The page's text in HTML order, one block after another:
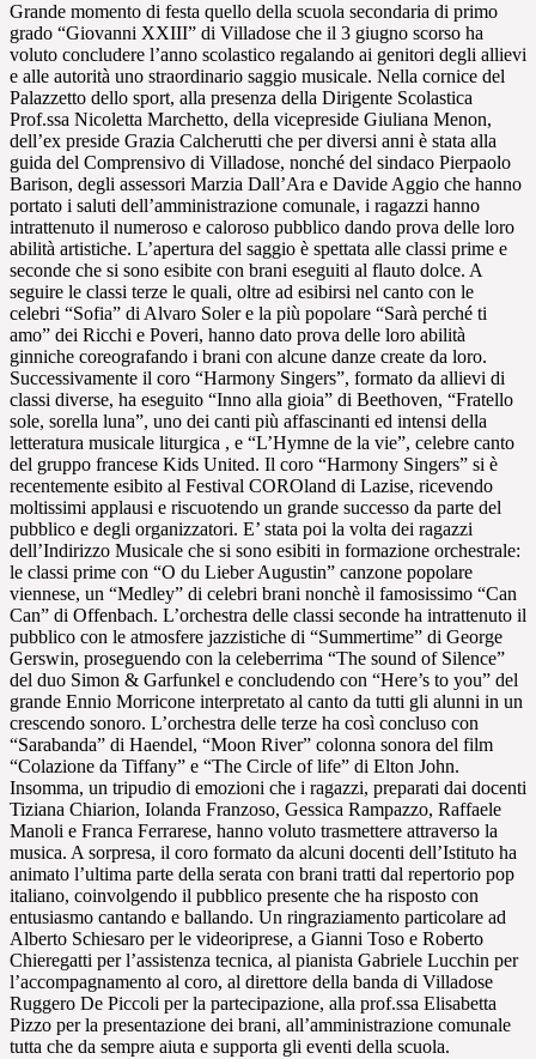
Grande momento di festa quello della scuola secondaria di primo
grado “Giovanni XXIII” di Villadose che il 3 giugno scorso ha
voluto concludere l’anno scolastico regalando ai genitori degli allievi
e alle autorità uno straordinario saggio musicale. Nella cornice del
Palazzetto dello sport, alla presenza della Dirigente Scolastica
Prof.ssa Nicoletta Marchetto, della vicepreside Giuliana Menon,
dell’ex preside Grazia Calcherutti che per diversi anni è stata alla
guida del Comprensivo di Villadose, nonché del sindaco Pierpaolo
Barison, degli assessori Marzia Dall’Ara e Davide Aggio che hanno
portato i saluti dell’amministrazione comunale, i ragazzi hanno
intrattenuto il numeroso e caloroso pubblico dando prova delle loro
abilità artistiche. L’apertura del saggio è spettata alle classi prime e
seconde che si sono esibite con brani eseguiti al flauto dolce. A
seguire le classi terze le quali, oltre ad esibirsi nel canto con le
celebri “Sofia” di Alvaro Soler e la più popolare “Sarà perché ti
amo” dei Ricchi e Poveri, hanno dato prova delle loro abilità
ginniche coreografando i brani con alcune danze create da loro.
Successivamente il coro “Harmony Singers”, formato da allievi di
classi diverse, ha eseguito “Inno alla gioia” di Beethoven, “Fratello
sole, sorella luna”, uno dei canti più affascinanti ed intensi della
letteratura musicale liturgica , e “L’Hymne de la vie”, celebre canto
del gruppo francese Kids United. Il coro “Harmony Singers” si è
recentemente esibito al Festival COROland di Lazise, ricevendo
moltissimi applausi e riscuotendo un grande successo da parte del
pubblico e degli organizzatori. E’ stata poi la volta dei ragazzi
dell’Indirizzo Musicale che si sono esibiti in formazione orchestrale:
le classi prime con “O du Lieber Augustin” canzone popolare
viennese, un “Medley” di celebri brani nonchè il famosissimo “Can
Can” di Offenbach. L’orchestra delle classi seconde ha intrattenuto il
pubblico con le atmosfere jazzistiche di “Summertime” di George
Gerswin, proseguendo con la celeberrima “The sound of Silence”
del duo Simon & Garfunkel e concludendo con “Here’s to you” del
grande Ennio Morricone interpretato al canto da tutti gli alunni in un
crescendo sonoro. L’orchestra delle terze ha così concluso con
“Sarabanda” di Haendel, “Moon River” colonna sonora del film
“Colazione da Tiffany” e “The Circle of life” di Elton John.
Insomma, un tripudio di emozioni che i ragazzi, preparati dai docenti
Tiziana Chiarion, Iolanda Franzoso, Gessica Rampazzo, Raffaele
Manoli e Franca Ferrarese, hanno voluto trasmettere attraverso la
musica. A sorpresa, il coro formato da alcuni docenti dell’Istituto ha
animato l’ultima parte della serata con brani tratti dal repertorio pop
italiano, coinvolgendo il pubblico presente che ha risposto con
entusiasmo cantando e ballando. Un ringraziamento particolare ad
Alberto Schiesaro per le videoriprese, a Gianni Toso e Roberto
Chieregatti per l’assistenza tecnica, al pianista Gabriele Lucchin per
l’accompagnamento al coro, al direttore della banda di Villadose
Ruggero De Piccoli per la partecipazione, alla prof.ssa Elisabetta
Pizzo per la presentazione dei brani, all’amministrazione comunale
tutta che da sempre aiuta e supporta gli eventi della scuola.